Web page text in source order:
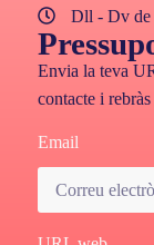
Dll - Dv de
Envia la teva
contacte i
Email